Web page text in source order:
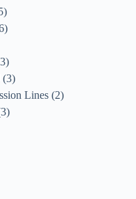
3
3
Lines 2
3